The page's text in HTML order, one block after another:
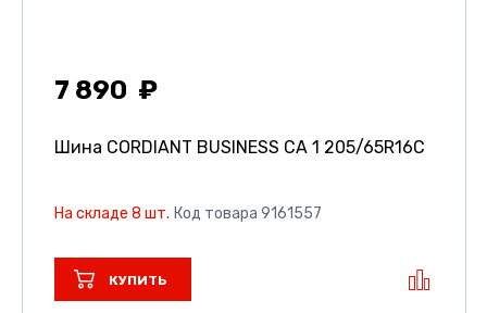
7 890
Шина CORDIANT BUSINESS CA 1 205/65R16C
На складе 8 шт. Код товара 9161557
КУПИТЬ